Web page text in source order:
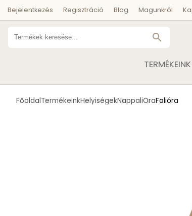
Bejelentkezés Regisztráció Blog Magunkról
search
TERMÉKEINK
FőoldalTermékeinkHelyiségekNappaliÓraFalióra